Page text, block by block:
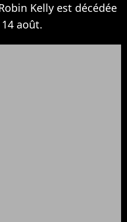
Kelly est décédée
août.